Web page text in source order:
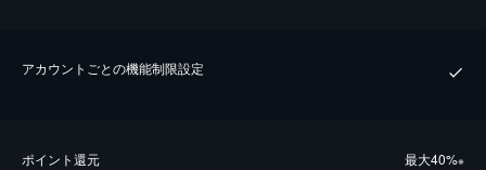
アカウントごとの機能制限設定
ポイント還元 最⼤40%※